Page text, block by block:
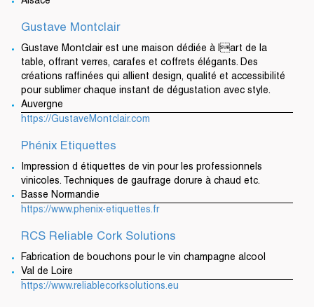
Gustave Montclair
Gustave Montclair est une maison dédiée à lart de la
table, offrant verres, carafes et coffrets élégants. Des
créations raffinées qui allient design, qualité et accessibilité
pour sublimer chaque instant de dégustation avec style.
Auvergne
https://GustaveMontclair.com
Phénix Etiquettes
Impression d étiquettes de vin pour les professionnels
vinicoles. Techniques de gaufrage dorure à chaud etc.
Basse Normandie
https://www.phenix-etiquettes.fr
RCS Reliable Cork Solutions
Fabrication de bouchons pour le vin champagne alcool
Val de Loire
https://www.reliablecorksolutions.eu